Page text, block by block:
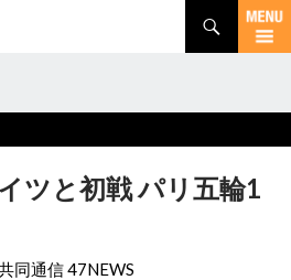
ツと初戦 パリ五輪1
同通信 47NEWS